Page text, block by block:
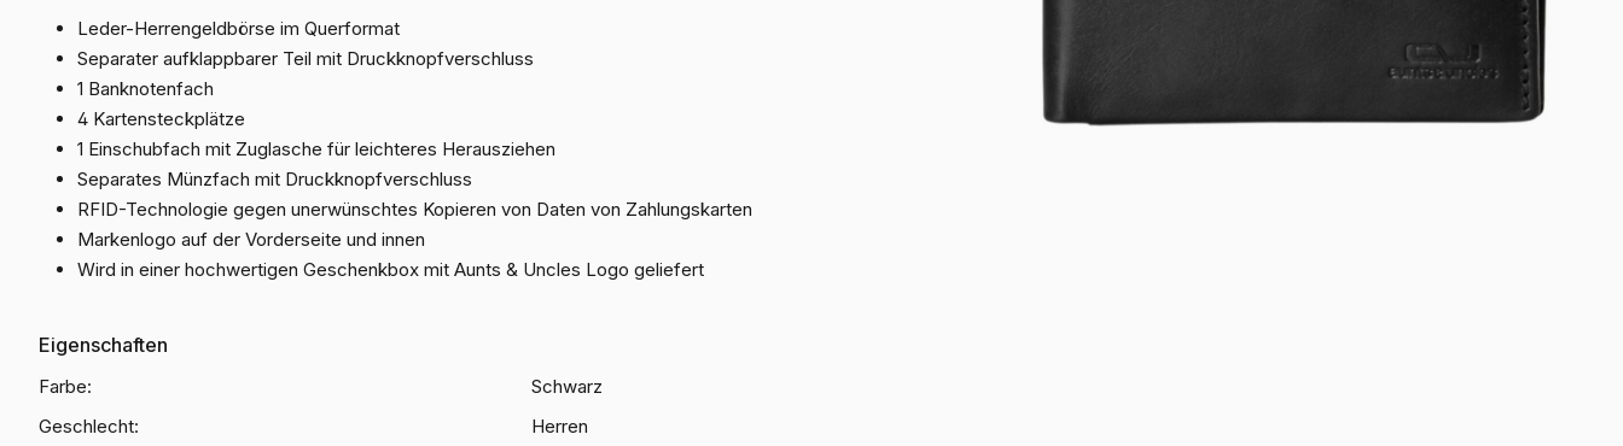
Leder-Herrengeldbörse im Querformat
Separater aufklappbarer Teil mit Druckknopfverschluss
1 Banknotenfach
4 Kartensteckplätze
1 Einschubfach mit Zuglasche für leichteres Herausziehen
Separates Münzfach mit Druckknopfverschluss
RFID-Technologie gegen unerwünschtes Kopieren von Daten von Zahlungskarten
Markenlogo auf der Vorderseite und innen
Wird in einer hochwertigen Geschenkbox mit Aunts & Uncles Logo geliefert
Eigenschaften
Farbe:
Schwarz
Geschlecht:
Herren